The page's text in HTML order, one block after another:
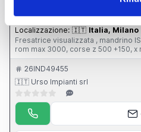
prezzo su richiesta
Localizzazione: 🇮🇹 Italia, Milano
Fresatrice visualizzata , mandrino
rom max 3000, corse z 500 +150, x
26IND49455
🇮🇹 Urso Impianti srl